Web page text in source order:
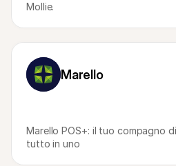
Mollie.
Marello
Marello POS+: il tuo compagno
tutto in uno